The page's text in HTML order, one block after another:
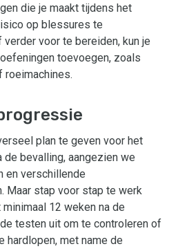
die je maakt tijdens het
op blessures te
voor te bereiden, kun je
toevoegen, zoals
plan te geven voor het
de bevalling, aangezien we
en verschillende
Maar stap voor stap te werk
12 weken na de
testen uit om te controleren of
hardlopen, met name de